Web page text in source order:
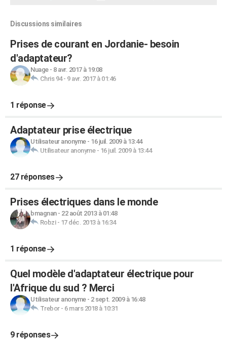
Discussions similaires
Prises de courant en Jordanie- besoin
d'adaptateur?
Nuage- 8 avr. 2017 à 19:08
Chris 94- 9 avr. 2017 à 01:46
1 réponse
Adaptateur prise électrique
Utilisateur anonyme- 16 juil. 2009 à 13:44
Utilisateur anonyme- 16 juil. 2009 à 13:44
27 réponses
Prises électriques dans le monde
bmagnan- 22 août 2013 à 01:48
Robzi- 17 déc. 2013 à 16:34
1 réponse
Quel modèle d'adaptateur électrique pour
l'Afrique du sud ? Merci
Utilisateur anonyme- 2 sept. 2009 à 16:48
Trebor- 6 mars 2018 à 10:31
9 réponses